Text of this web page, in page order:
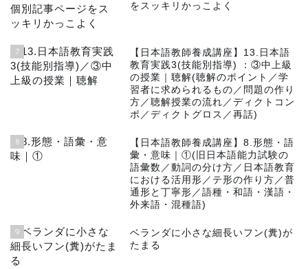
をスッキリかっこよく
7
【日本語教師養成講座】13.日本語
教育実践3(技能別指導) ：③中上級
の授業｜聴解(聴解のポイント／学
習者に求められるもの／問題の作り
方／聴解授業の流れ／ディクトコン
ポ／ディクトグロス／再話)
8
【日本語教師養成講座】8.形態・語
彙・意味｜①(旧日本語能力試験の
語彙数／動詞の分け方／日本語教育
における活用形／テ形の作り方／普
通形と丁寧形／語種・和語・漢語・
外来語・混種語)
9
ベランダに小さな細長いフン(糞)が
たまる